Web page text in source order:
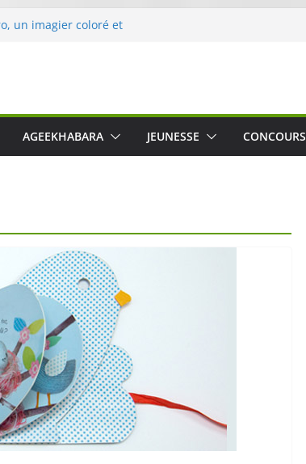
un imagier coloré et
intime et engagée à
», le film concert
Prime Video le 6 octobre
Active : un casque audio
AGEEKHABARA JEUNESSE CONCOURS